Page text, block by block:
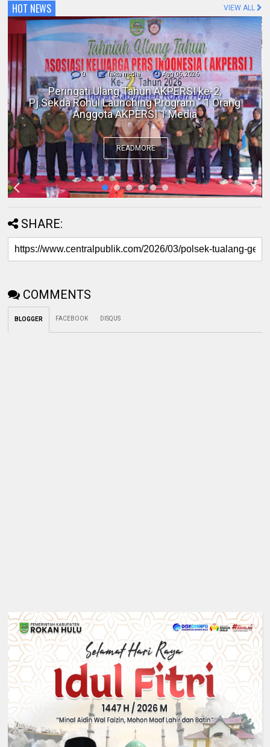
HOT NEWS VIEW ALL
0 fakta media Aug 06, 2026
Polres Inhil bersama Pemkab Inhil dan
BKSDA Riau Perkuat Sinergi Tangani
Gangguan Kera Liar di Tembilahan
READMORE
SHARE:
COMMENTS
BLOGGER FACEBOOK DISQUS